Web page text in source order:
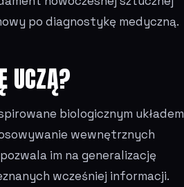
po diagnostykę medyczną.
UCZĄ?
biologicznym układem
wewnętrznych
im na generalizację
wcześniej informacji.